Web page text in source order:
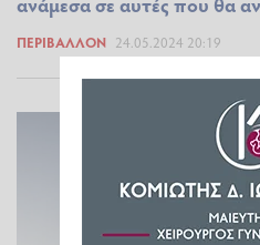
ΠΕΡΙΒΆΛΛΟΝ 24.05.2024 20:19